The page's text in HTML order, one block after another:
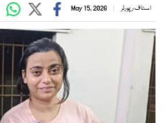
اسٹاف رپورٹر May 15, 2026